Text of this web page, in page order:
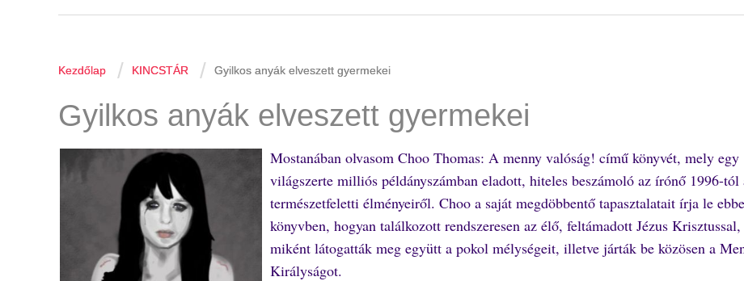
Kezdőlap / KINCSTÁR / Gyilkos anyák elveszett gyermekei
Gyilkos anyák elveszett gyermekei
Mostanában olvasom Choo Thomas: A menny valóság! című könyvét, mely egy
világszerte milliós példányszámban eladott, hiteles beszámoló az írónő 1996-tól
természetfeletti élményeiről. Choo a saját megdöbbentő tapasztalatait írja le
könyvben, hogyan találkozott rendszeresen az élő, feltámadott Jézus Krisztussal,
miként látogatták meg együtt a pokol mélységeit, illetve járták be közösen a
Királyságot.